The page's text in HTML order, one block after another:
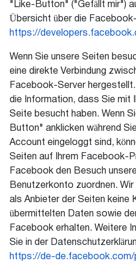
"Like-Button" ("Gefällt mir")
Übersicht über die
https://
Wenn Sie unsere Seiten
eine direkte Verbindung
Facebook-Server
die Information, dass Sie mit
Seite besucht haben. Wenn
Button" anklicken während
Account eingeloggt sind,
Seiten auf Ihrem Facebook-
Facebook den Besuch
Benutzerkonto zuordnen.
als Anbieter der Seiten keine
übermittelten Daten sowie
Facebook erhalten. Weitere
Sie in der
https://de-de.facebook.com/